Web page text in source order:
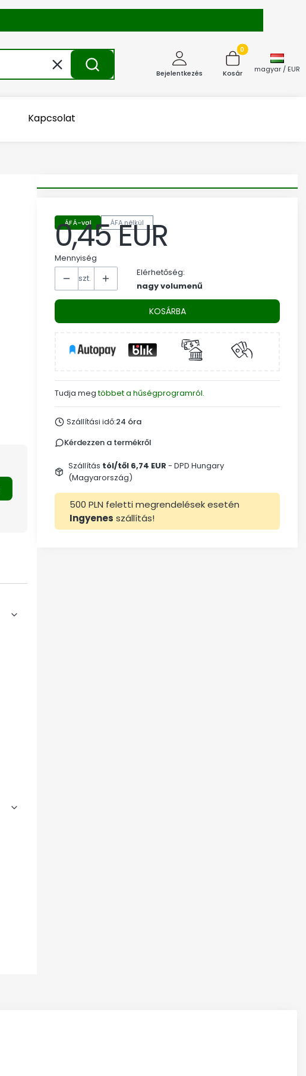
Törlés Keresés Bejelentkezés
Termékek a
Kosár magyar / EUR
Kapcsolat
ÁFÁ-val ÁFA nélkül
Ár
0,45 EUR
Mennyiség
szt.
Elérhetőség:
nagy volumenű
KOSÁRBA
Tudja megtöbbet a hűségprogramról.
Szállítási idő:24 óra
Kérdezzen a termékről
Szállítás tól/től 6,74 EUR - DPD Hungary
(Magyarország)
500 PLN feletti megrendelések esetén
Ingyenes szállítás!